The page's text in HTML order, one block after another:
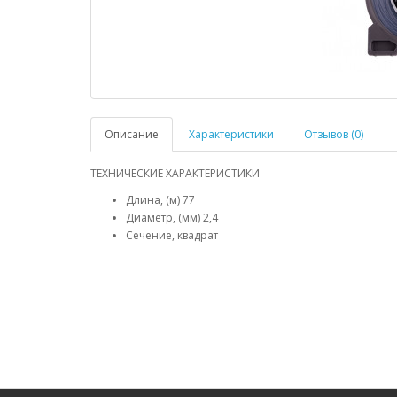
Описание Характеристики Отзывов (0)
ТЕХНИЧЕСКИЕ ХАРАКТЕРИСТИКИ
Длина, (м) 77
Диаметр, (мм) 2,4
Сечение, квадрат